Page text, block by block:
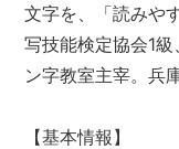
文字を、「読みや
写技能検定協会1
ン字教室主宰。兵
【基本情報】